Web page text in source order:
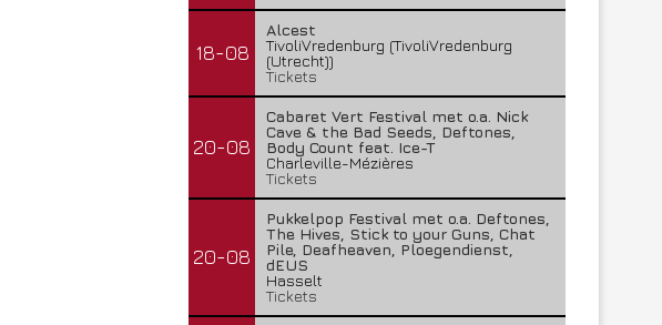
18-08
Alcest
TivoliVredenburg (TivoliVredenburg
(Utrecht))
Tickets
20-08
Cabaret Vert Festival met o.a. Nick
Cave & the Bad Seeds, Deftones,
Body Count feat. Ice-T
Charleville-Mézières
Tickets
20-08
Pukkelpop Festival met o.a. Deftones,
The Hives, Stick to your Guns, Chat
Pile, Deafheaven, Ploegendienst,
dEUS
Hasselt
Tickets